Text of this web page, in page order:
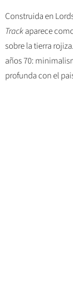
Construida en
Trackaparece
sobre la tierra
años 70:
profunda con el